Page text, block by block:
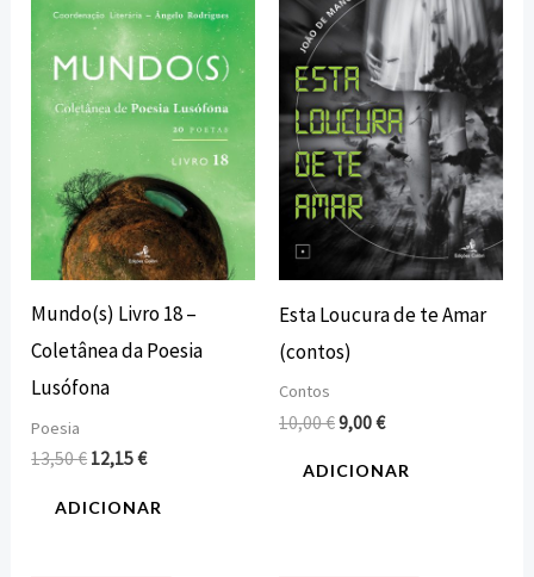
Mundo(s) Livro 18 –
Coletânea da Poesia
Lusófona
Poesia
13,50€
original
era:
13,50 €.
12,15€
atual
é:
12,15 €.
ADICIONAR
Esta Loucura de te Amar
(contos)
Contos
10,00€
original
era:
10,00 €.
9,00€
atual
9,00 €.
ADICIONAR